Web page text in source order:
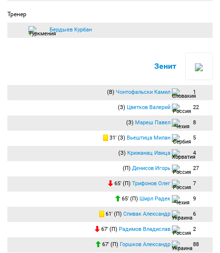
Тренер
Бердыев Курбан
Зенит
(В) Чонтофальски Камил 1
(З) Цветков Валерий 22
(З) Мареш Павел 8
31′ (З) Вьештица Милан 5
(З) Крижанац Ивица 4
(П) Денисов Игорь 27
65′ (П) Трифонов Олег 7
65′ (П) Ширл Радек 9
61′ (П) Спивак Александр 6
67′ (П) Радимов Владислав 2
67′ (П) Горшков Александр 88